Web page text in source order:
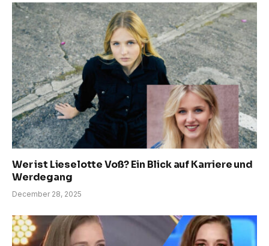
Wer ist Lieselotte Voß? Ein Blick auf Karriere und
Werdegang
December 28, 2025